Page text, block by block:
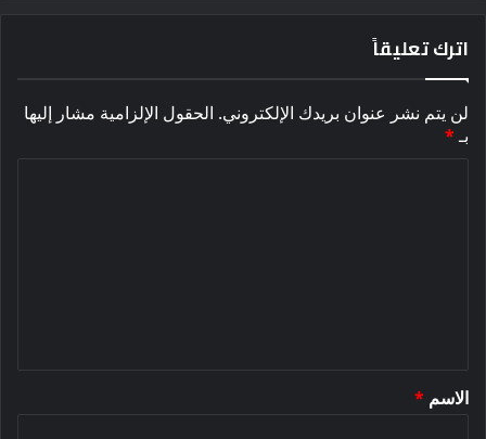
اترك تعليقاً
لن يتم نشر عنوان بريدك الإلكتروني. الحقول الإلزامية مشار إليها
بـ*
*
الاسم *